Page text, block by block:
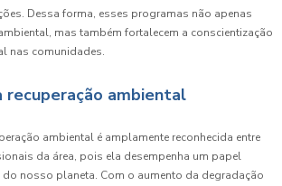
Dessa forma, esses programas não apenas
mas também fortalecem a conscientização
nas comunidades.
recuperação ambiental
ambiental é amplamente reconhecida entre
da área, pois ela desempenha um papel
do nosso planeta. Com o aumento da degradação